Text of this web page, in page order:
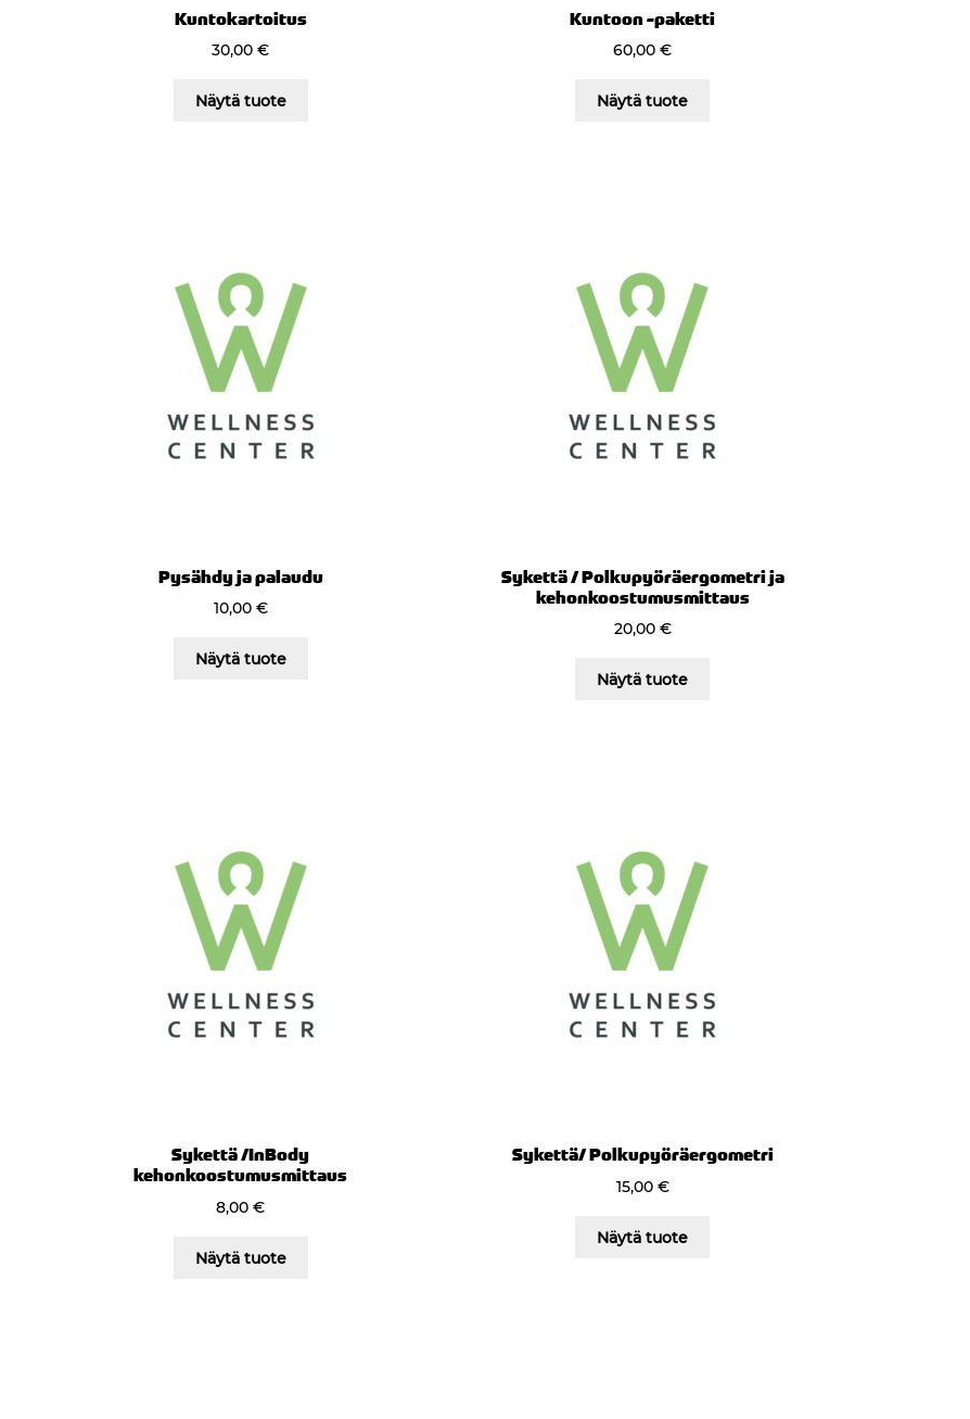
Kuntokartoitus
30,00€
Näytä tuote
Kuntoon -paketti
60,00€
Näytä tuote
Pysähdy ja palaudu
10,00 €
Näytä tuote
Sykettä / Polkupyöräergometri ja
kehonkoostumusmittaus
20,00 €
Näytä tuote
Sykettä /InBody
kehonkoostumusmittaus
8,00€
Näytä tuote
Sykettä/ Polkupyöräergometri
15,00 €
Näytä tuote